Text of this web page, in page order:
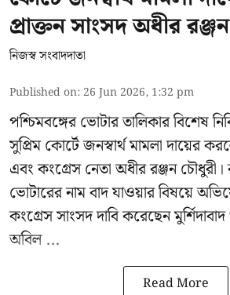
প্রাক্তন সাংসদ অধীর
নিজস্ব সংবাদদাতা
Published on: 26 Jun 2026, 1:32 pm
পশ্চিমবঙ্গেরভোটার তালিকার বিশেষ
সুপ্রিম কোর্টে জনস্বার্থ মামলা দায়ের
এবংকংগ্রেস নেতা অধীর রঞ্জন চৌধুরী
ভোটারের নাম বাদ যাওয়ার বিষয়ে
কংগ্রেস সাংসদ দাবি করেছেন
অবিল ...
Read More